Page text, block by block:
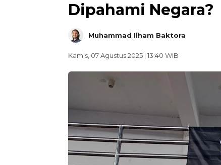
Dipahami Negara?
Muhammad Ilham Baktora
Kamis, 07 Agustus 2025 | 13:40 WIB